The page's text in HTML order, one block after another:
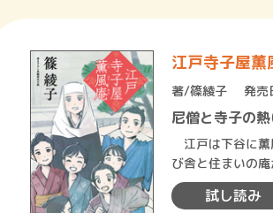
江戸寺子屋薫
著/篠綾子 発
尼僧と寺子の
江戸は下谷に薫
び舎と住まいの
り締まる岡っ引
試し読み